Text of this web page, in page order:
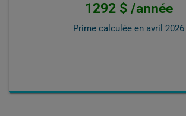
1292 $ /année
Prime calculée en avril 2026